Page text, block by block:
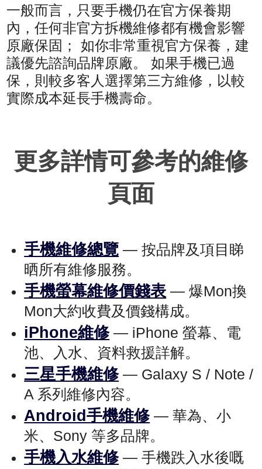
一般而言，只要手機仍在官方保養期
內，任何非官方拆機維修都有機會影響
原廠保固； 如你非常重視官方保養，建
議優先諮詢品牌原廠。 如果手機已過
保，則較多客人選擇第三方維修，以較
實際成本延長手機壽命。
更多詳情可參考的維修
頁面
手機維修總覽 — 按品牌及項目睇
晒所有維修服務。
手機螢幕維修價錢表 — 爆Mon換
Mon大約收費及價錢構成。
iPhone維修— iPhone 螢幕、電
池、入水、資料救援詳解。
三星手機維修— Galaxy S / Note /
A 系列維修內容。
Android手機維修— 華為、小
米、Sony 等多品牌。
手機入水維修— 手機跌入水後嘅